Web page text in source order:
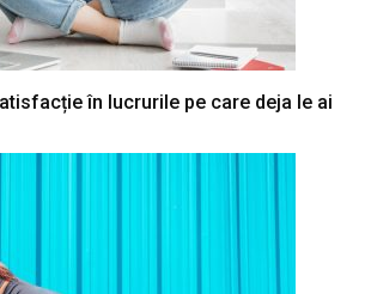
în lucrurile pe care deja le ai